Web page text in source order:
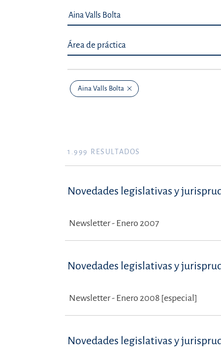
Área de práctica
Aina Valls Bolta
1.999 RESULTADOS
Novedades legislativas y
Newsletter - Enero 2007
Novedades legislativas y
Newsletter - Enero 2008 [especial]
Novedades legislativas y